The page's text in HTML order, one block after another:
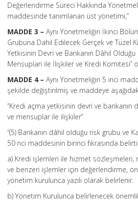
Değerlendirme Süreci Hakkında
maddesinde tanımlanan üst yönetimi,”
MADDE 3 – Aynı Yönetmeliğin İkinci
Grubuna Dahil Edilecek Gerçek ve Tüzel
Yetkisinin Devri ve Bankanın Dâhil Olduğu
Mensupları ile İlişkiler ve Kredi Komitesi”
MADDE 4 – Aynı Yönetmeliğin 5 inci
şekilde değiştirilmiş ve maddeye
“Kredi açma yetkisinin devri ve bankanın
ve mensuplar ile ilişkiler”
“(5) Bankanın dâhil olduğu risk grubu ve
50 nci maddesinin birinci fıkrasında
a) Kredi işlemleri ile hizmet sözleşmeleri,
ve benzeri işlemler için değerlendirme,
yönetim kurulunca yazılı olarak belirlenir.
b) Yönetim Kurulunca belirlenecek